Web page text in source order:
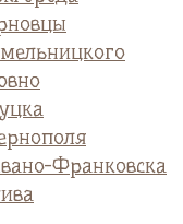
Франковска